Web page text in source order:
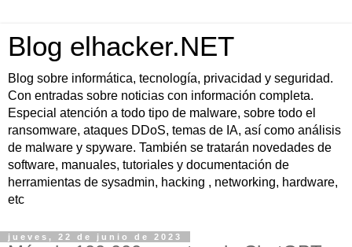
Blog elhacker.NET
Blog sobre informática, tecnología, privacidad y seguridad.
Con entradas sobre noticias con información completa.
Especial atención a todo tipo de malware, sobre todo el
ransomware, ataques DDoS, temas de IA, así como análisis
de malware y spyware. También se tratarán novedades de
software, manuales, tutoriales y documentación de
herramientas de sysadmin, hacking , networking, hardware,
etc
jueves, 22 de junio de 2023